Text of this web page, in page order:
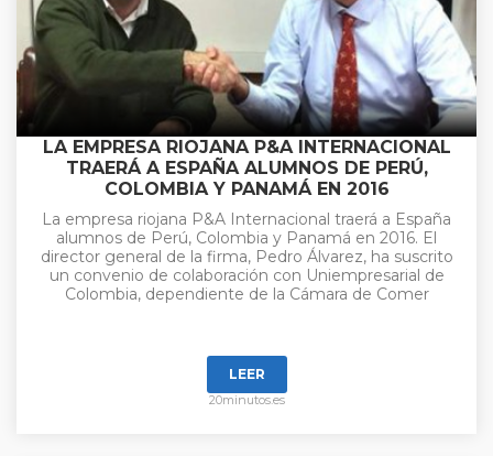
LA EMPRESA RIOJANA P&A INTERNACIONAL
TRAERÁ A ESPAÑA ALUMNOS DE PERÚ,
COLOMBIA Y PANAMÁ EN 2016
La empresa riojana P&A Internacional traerá a España
alumnos de Perú, Colombia y Panamá en 2016. El
director general de la firma, Pedro Álvarez, ha suscrito
un convenio de colaboración con Uniempresarial de
Colombia, dependiente de la Cámara de Comer
LEER
20minutos.es